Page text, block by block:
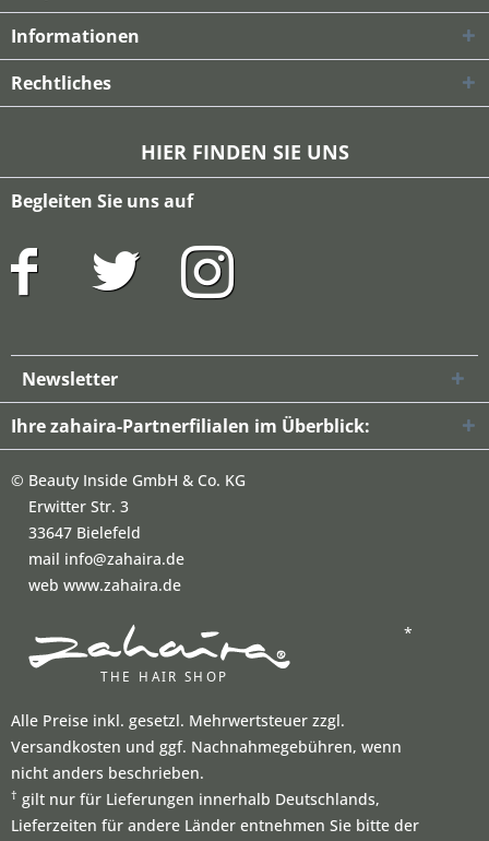
Informationen
Rechtliches
HIER FINDEN SIE UNS
Begleiten Sie uns auf
Newsletter
Ihre zahaira-Partnerfilialen im Überblick:
© Beauty Inside GmbH & Co. KG
Erwitter Str. 3
33647 Bielefeld
mail info@zahaira.de
web www.zahaira.de
*
Alle Preise inkl. gesetzl. Mehrwertsteuer zzgl.
Versandkosten und ggf. Nachnahmegebühren, wenn
nicht anders beschrieben.
† gilt nur für Lieferungen innerhalb Deutschlands,
Lieferzeiten für andere Länder entnehmen Sie bitte der